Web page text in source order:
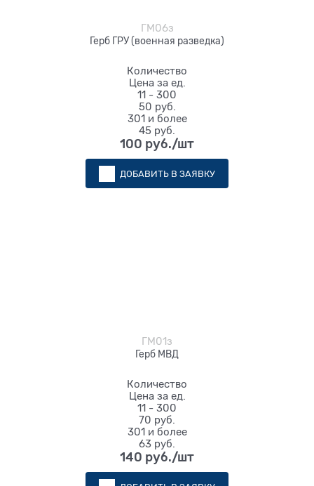
ГМ06з
Герб ГРУ (военная разведка)
Количество
Цена за ед.
11 - 300
50 руб.
301 и более
45 руб.
100 руб./шт
ДОБАВИТЬ В ЗАЯВКУ
ГМ01з
Герб МВД
Количество
Цена за ед.
11 - 300
70 руб.
301 и более
63 руб.
140 руб./шт